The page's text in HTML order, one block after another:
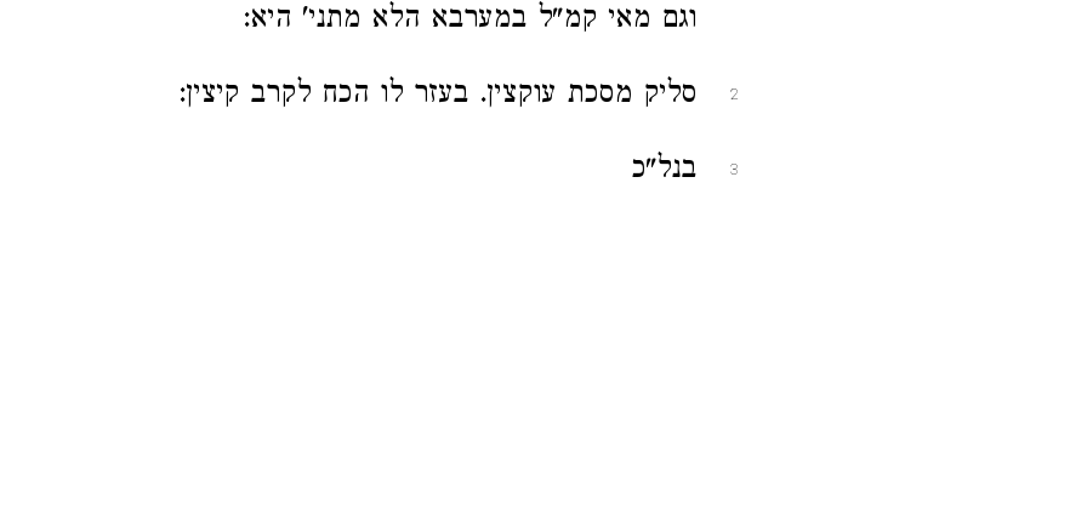
וגם מאי קמ"ל במערבא הלא מתני' היא:
2 סליק מסכת עוקצין. בעזר לו הכח לקרב קיצין:
3 בנל"כ